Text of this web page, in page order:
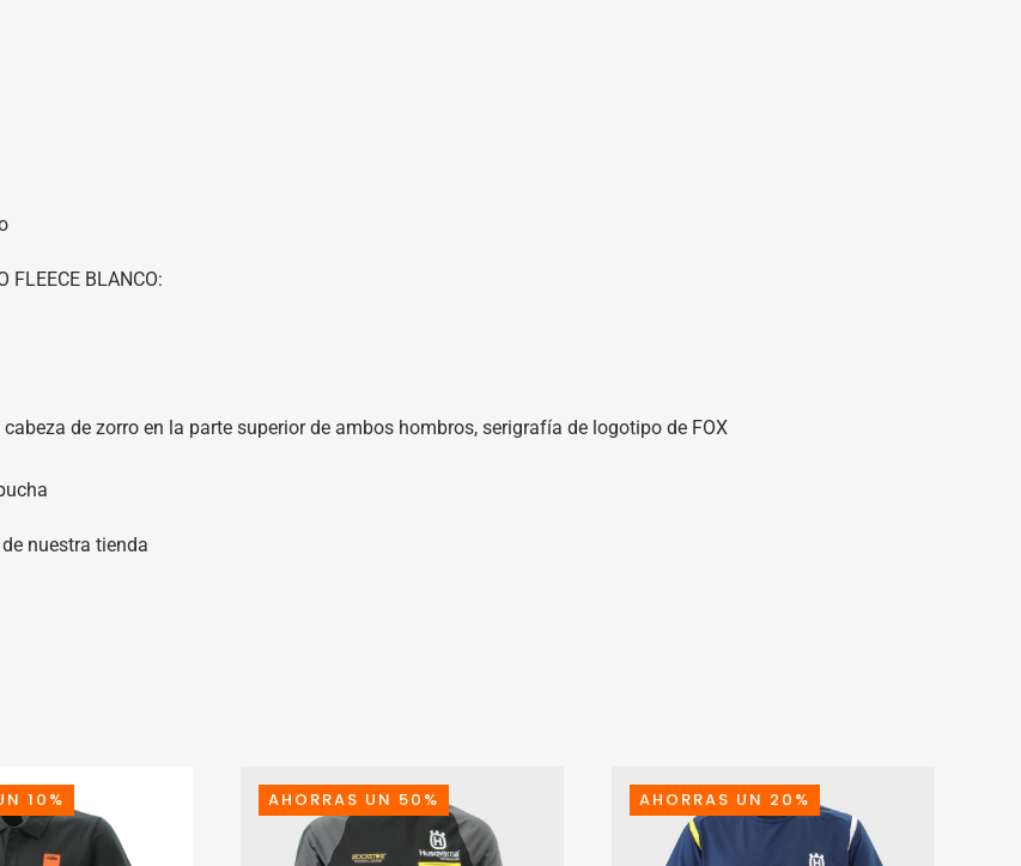
BLANCO:
de zorro en la parte superior de ambos hombros, serigrafía de logotipo de FOX
nuestra tienda
10% AHORRAS UN 50% AHORRAS UN 20%